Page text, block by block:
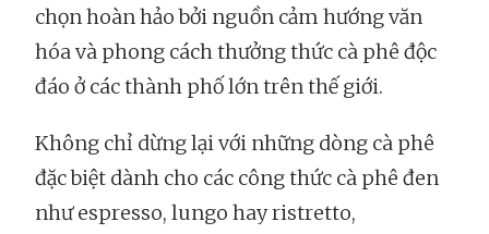
chọn hoàn hảo bởi nguồn cảm hướng văn
hóa và phong cách thưởng thức cà phê độc
đáo ở các thành phố lớn trên thế giới.
Không chỉ dừng lại với những dòng cà phê
đặc biệt dành cho các công thức cà phê đen
như espresso, lungo hay ristretto,